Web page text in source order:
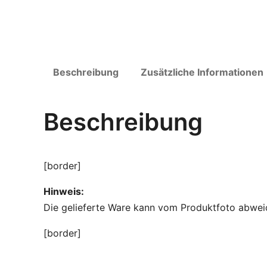
Beschreibung Zusätzliche Informationen
Beschreibung
[border]
Hinweis:
Die gelieferte Ware kann vom Produktfoto
[border]